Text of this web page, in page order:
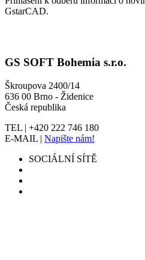
GstarCAD.
GS SOFT Bohemia s.r.o.
Škroupova 2400/14
636 00 Brno - Židenice
Česká republika
TEL | +420 222 746 180
E-MAIL | Napište nám!
SOCIÁLNÍ SÍTĚ